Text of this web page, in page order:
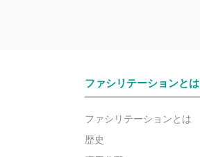
ファシリテーションとは
ファシリテーションとは
歴史